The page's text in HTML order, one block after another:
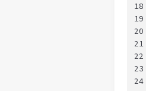
18
19
20
21
22
23
24